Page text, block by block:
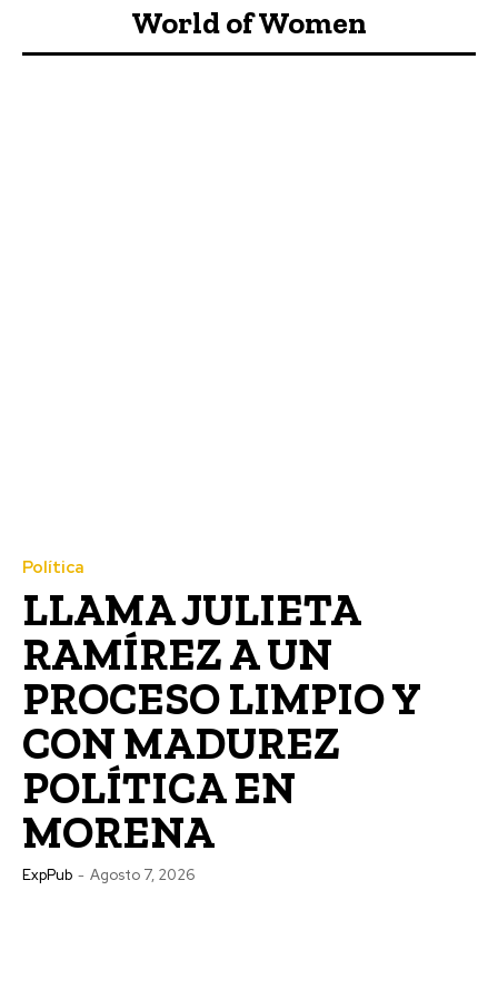
World of Women
Política
LLAMA JULIETA
RAMÍREZ A UN
PROCESO LIMPIO Y
CON MADUREZ
POLÍTICA EN
MORENA
ExpPub - Agosto 7, 2026